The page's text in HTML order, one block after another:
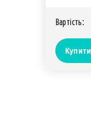
харчової ..
Вартiсть:
Купити